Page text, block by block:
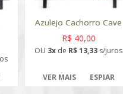
Azulejo Cachorro Cave
R$ 40,00
OU 3x de R$ 13,33 s/juros
VER MAIS ESPIAR